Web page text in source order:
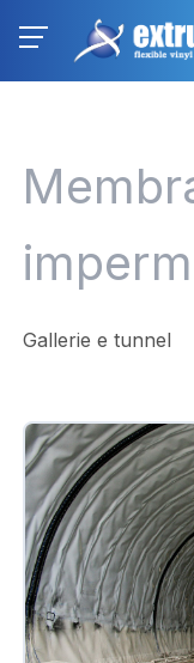
Gallerie e tunnel